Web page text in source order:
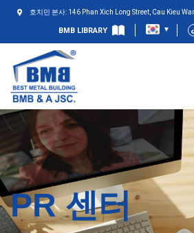
호치민 본사: 146 Phan Xich Long Street, Cau Kieu
BMB LIBRARY
PR 센터